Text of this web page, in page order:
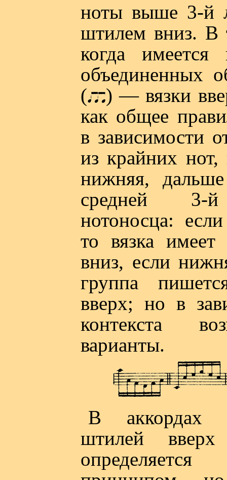
ноты выше 3-й
штилем вниз. В
когда имеется
объединенных
(
) — вязки
как общее
в зависимости
из крайних нот,
нижняя,
средней 3-
нотоносца:
то вязка имеет
вниз, если
группа
вверх; но в
контекста
варианты.
В аккордах
штилей